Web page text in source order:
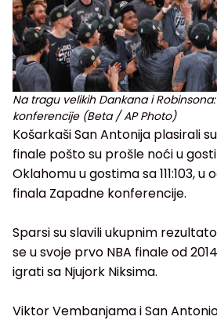
Na tragu velikih Dankana i
konferencije (Beta / AP Photo)
Košarkaši San Antonija plasirali
finale pošto su prošle noći u
Oklahomu u gostima sa 111:103,
finala Zapadne konferencije.
Sparsi su slavili ukupnim
se u svoje prvo NBA finale od
igrati sa Njujork Niksima.
Viktor Vembanjama i San